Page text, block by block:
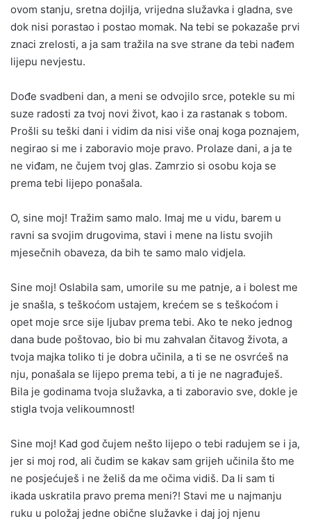
ovom stanju, sretna dojilja, vrijedna služavka i gladna, sve
dok nisi porastao i postao momak. Na tebi se pokazaše prvi
znaci zrelosti, a ja sam tražila na sve strane da tebi nađem
lijepu nevjestu.
Dođe svadbeni dan, a meni se odvojilo srce, potekle su mi
suze radosti za tvoj novi život, kao i za rastanak s tobom.
Prošli su teški dani i vidim da nisi više onaj koga poznajem,
negirao si me i zaboravio moje pravo. Prolaze dani, a ja te
ne viđam, ne čujem tvoj glas. Zamrzio si osobu koja se
prema tebi lijepo ponašala.
O, sine moj! Tražim samo malo. Imaj me u vidu, barem u
ravni sa svojim drugovima, stavi i mene na listu svojih
mjesečnih obaveza, da bih te samo malo vidjela.
Sine moj! Oslabila sam, umorile su me patnje, a i bolest me
je snašla, s teškoćom ustajem, krećem se s teškoćom i
opet moje srce sije ljubav prema tebi. Ako te neko jednog
dana bude poštovao, bio bi mu zahvalan čitavog života, a
tvoja majka toliko ti je dobra učinila, a ti se ne osvrćeš na
nju, ponašala se lijepo prema tebi, a ti je ne nagrađuješ.
Bila je godinama tvoja služavka, a ti zaboravio sve, dokle je
stigla tvoja velikoumnost!
Sine moj! Kad god čujem nešto lijepo o tebi radujem se i ja,
jer si moj rod, ali čudim se kakav sam grijeh učinila što me
ne posjećuješ i ne želiš da me očima vidiš. Da li sam ti
ikada uskratila pravo prema meni?! Stavi me u najmanju
ruku u položaj jedne obične služavke i daj joj njenu